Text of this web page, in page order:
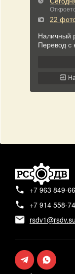
+7 963 849-
+7 914 558-
rsdv1@rsdv.su